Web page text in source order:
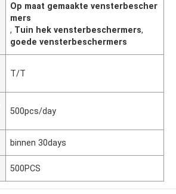
Op maat gemaakte vensterbescher
mers
, Tuin hek vensterbeschermers,
goede vensterbeschermers
T/T
500pcs/day
binnen 30days
500PCS